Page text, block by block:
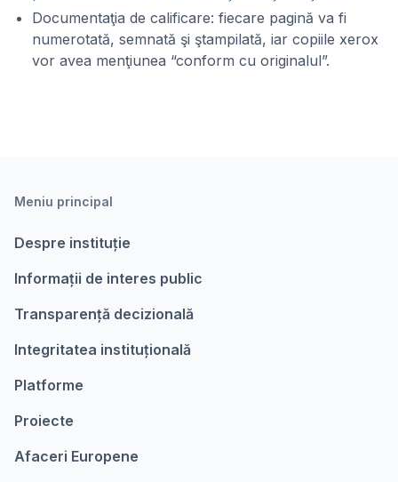
Documentaţia de calificare: fiecare pagină va fi
numerotată, semnată şi ştampilată, iar copiile xerox
vor avea menţiunea “conform cu originalul”.
Meniu principal
Despre instituție
Informații de interes public
Transparență decizională
Integritatea instituțională
Platforme
Proiecte
Afaceri Europene